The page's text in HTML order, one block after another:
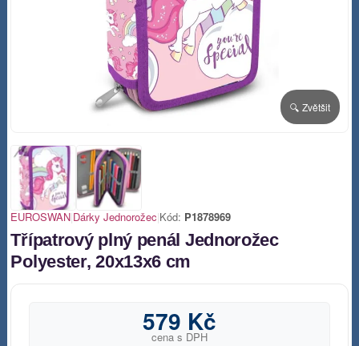
🔍 Zvětšit
EUROSWAN|Dárky Jednorožec|Kód: P1878969
Třípatrový plný penál Jednorožec
Polyester, 20x13x6 cm
579 Kč
cena s DPH